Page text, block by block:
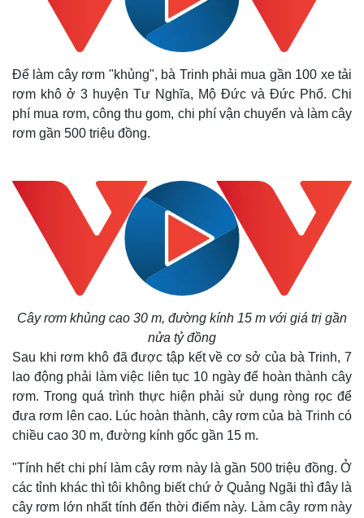
Thế giới
Quan sát
Hồ sơ
Multimedia
Video
Infographic
Để làm cây rơm "khủng", bà Trinh phải mua gần 100 xe tải
rơm khô ở 3 huyện Tư Nghĩa, Mộ Đức và Đức Phổ. Chi
phí mua rơm, công thu gom, chi phí vận chuyển và làm cây
rơm gần 500 triệu đồng.
Cây rơm khủng cao 30 m, đường kính 15 m với giá trị gần
nửa tỷ đồng
Sau khi rơm khô đã được tập kết về cơ sở của bà Trinh, 7
lao động phải làm việc liên tục 10 ngày để hoàn thành cây
rơm. Trong quá trình thực hiện phải sử dụng ròng rọc để
đưa rơm lên cao. Lúc hoàn thành, cây rơm của bà Trinh có
chiều cao 30 m, đường kính gốc gần 15 m.
"Tính hết chi phí làm cây rơm này là gần 500 triệu đồng. Ở
các tỉnh khác thì tôi không biết chứ ở Quảng Ngãi thì đây là
cây rơm lớn nhất tính đến thời điểm này. Làm cây rơm này